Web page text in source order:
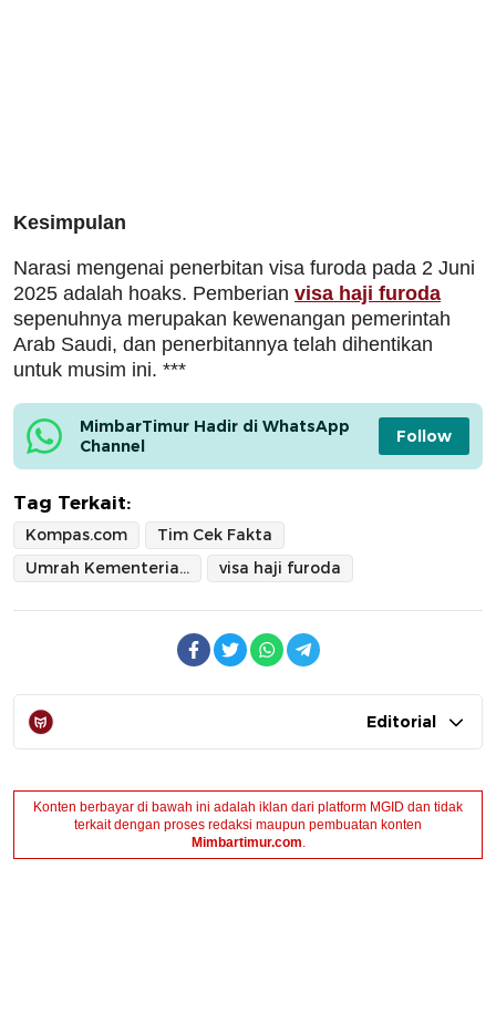
Kesimpulan
Narasi mengenai penerbitan visa furoda pada 2 Juni
2025 adalah hoaks. Pemberian visa haji furoda
sepenuhnya merupakan kewenangan pemerintah
Arab Saudi, dan penerbitannya telah dihentikan
untuk musim ini. ***
MimbarTimur Hadir di WhatsApp
Channel
Follow
Tag Terkait:
Kompas.com
Tim Cek Fakta
Umrah Kementerian Agama
visa haji furoda
Editorial
Konten berbayar di bawah ini adalah iklan dari platform MGID dan tidak
terkait dengan proses redaksi maupun pembuatan konten
Mimbartimur.com